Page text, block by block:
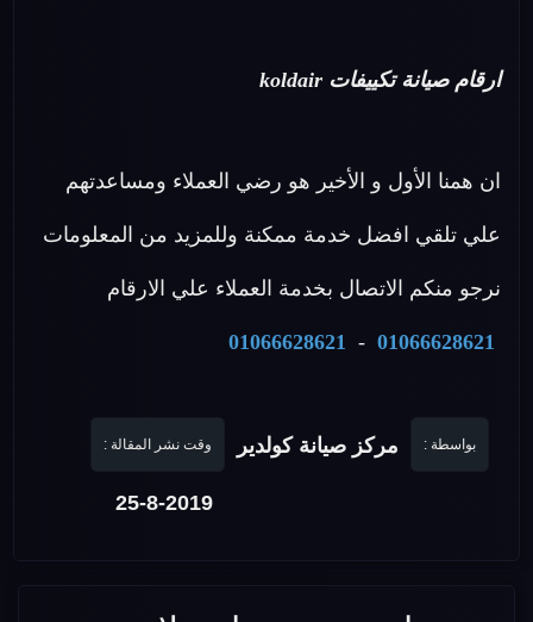
ارقام صيانة تكييفات koldair
ان همنا الأول و الأخير هو رضي العملاء ومساعدتهم
علي تلقي افضل خدمة ممكنة وللمزيد من المعلومات
نرجو منكم الاتصال بخدمة العملاء علي الارقام
01066628621
-
01066628621
بواسطة : مركز صيانة كولدير وقت نشر المقالة :
25-8-2019